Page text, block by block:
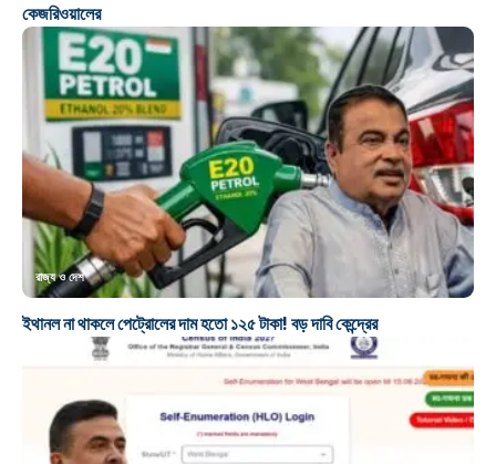
কেজরিওয়ালের
রাজ্য ও দেশ
ইথানল না থাকলে পেট্রোলের দাম হতো ১২৫ টাকা! বড় দাবি কেন্দ্রের